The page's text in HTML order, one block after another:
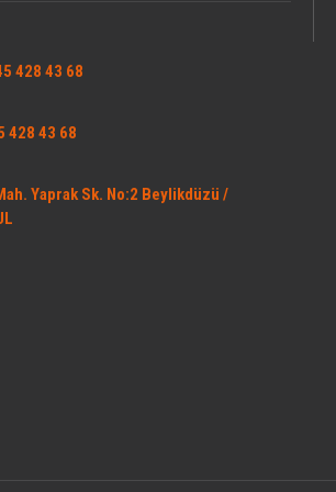
428 43 68
428 43 68
Yaprak Sk. No:2 Beylikdüzü /